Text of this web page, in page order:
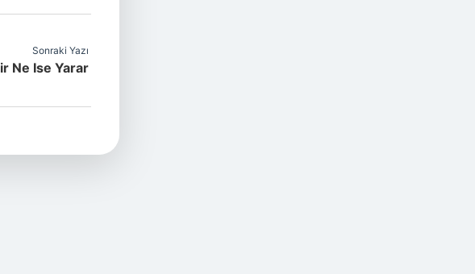
Sonraki Yazı
Ne Ise Yarar